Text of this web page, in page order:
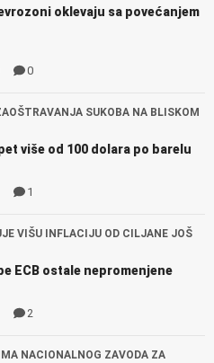
oklevaju sa povećanjem
0
SUKOBA NA BLISKOM
više od 100 dolara po barelu
1
VIŠU INFLACIJU OD CILJANE JOŠ
ECB ostale nepromenjene
2
NACIONALNOG ZAVODA ZA